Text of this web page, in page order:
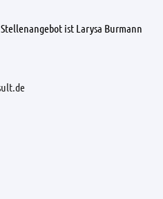
ist Larysa Burmann